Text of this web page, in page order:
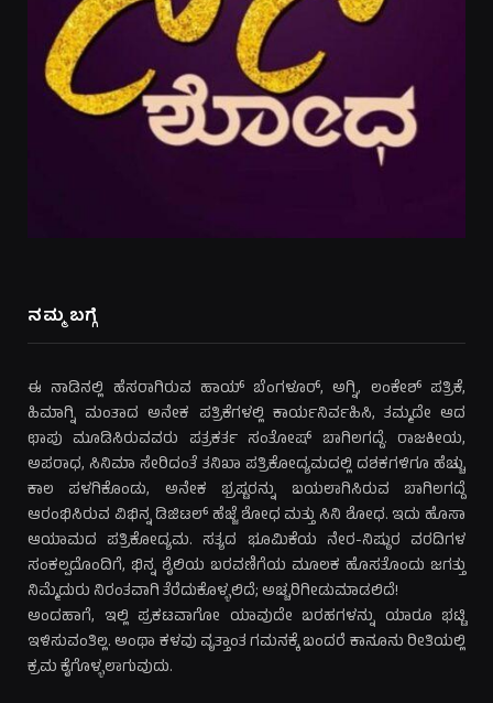
ನಮ್ಮ ಬಗ್ಗೆ
ಈ ನಾಡಿನಲ್ಲಿ ಹೆಸರಾಗಿರುವ ಹಾಯ್ ಬೆಂಗಳೂರ್, ಅಗ್ನಿ, ಲಂಕೇಶ್ ಪತ್ರಿಕೆ,
ಹಿಮಾಗ್ನಿ ಮಂತಾದ ಅನೇಕ ಪತ್ರಿಕೆಗಳಲ್ಲಿ ಕಾರ್ಯನಿರ್ವಹಿಸಿ, ತಮ್ಮದೇ ಆದ
ಛಾಪು ಮೂಡಿಸಿರುವವರು ಪತ್ರಕರ್ತ ಸಂತೋಷ್ ಬಾಗಿಲಗದ್ದೆ. ರಾಜಕೀಯ,
ಅಪರಾಧ, ಸಿನಿಮಾ ಸೇರಿದಂತೆ ತನಿಖಾ ಪತ್ರಿಕೋದ್ಯಮದಲ್ಲಿ ದಶಕಗಳಿಗೂ ಹೆಚ್ಚು
ಕಾಲ ಪಳಗಿಕೊಂಡು, ಅನೇಕ ಭ್ರಷ್ಟರನ್ನು ಬಯಲಾಗಿಸಿರುವ ಬಾಗಿಲಗದ್ದೆ
ಆರಂಭಿಸಿರುವ ವಿಭಿನ್ನ ಡಿಜಿಟಲ್ ಹೆಜ್ಜೆ ಶೋಧ ಮತ್ತು ಸಿನಿ ಶೋಧ. ಇದು ಹೊಸಾ
ಆಯಾಮದ ಪತ್ರಿಕೋದ್ಯಮ. ಸತ್ಯದ ಭೂಮಿಕೆಯ ನೇರ-ನಿಷ್ಠುರ ವರದಿಗಳ
ಸಂಕಲ್ಪದೊಂದಿಗೆ, ಭಿನ್ನ ಶೈಲಿಯ ಬರವಣಿಗೆಯ ಮೂಲಕ ಹೊಸತೊಂದು ಜಗತ್ತು
ನಿಮ್ಮೆದುರು ನಿರಂತವಾಗಿ ತೆರೆದುಕೊಳ್ಳಲಿದೆ; ಅಚ್ಚರಿಗೀಡುಮಾಡಲಿದೆ!
ಅಂದಹಾಗೆ, ಇಲ್ಲಿ ಪ್ರಕಟವಾಗೋ ಯಾವುದೇ ಬರಹಗಳನ್ನು ಯಾರೂ ಭಟ್ಟಿ
ಇಳಿಸುವಂತಿಲ್ಲ. ಅಂಥಾ ಕಳವು ವೃತ್ತಾಂತ ಗಮನಕ್ಕೆ ಬಂದರೆ ಕಾನೂನು ರೀತಿಯಲ್ಲಿ
ಕ್ರಮ ಕೈಗೊಳ್ಳಲಾಗುವುದು.